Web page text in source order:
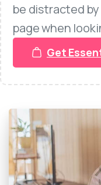
be distracted
page when
Get